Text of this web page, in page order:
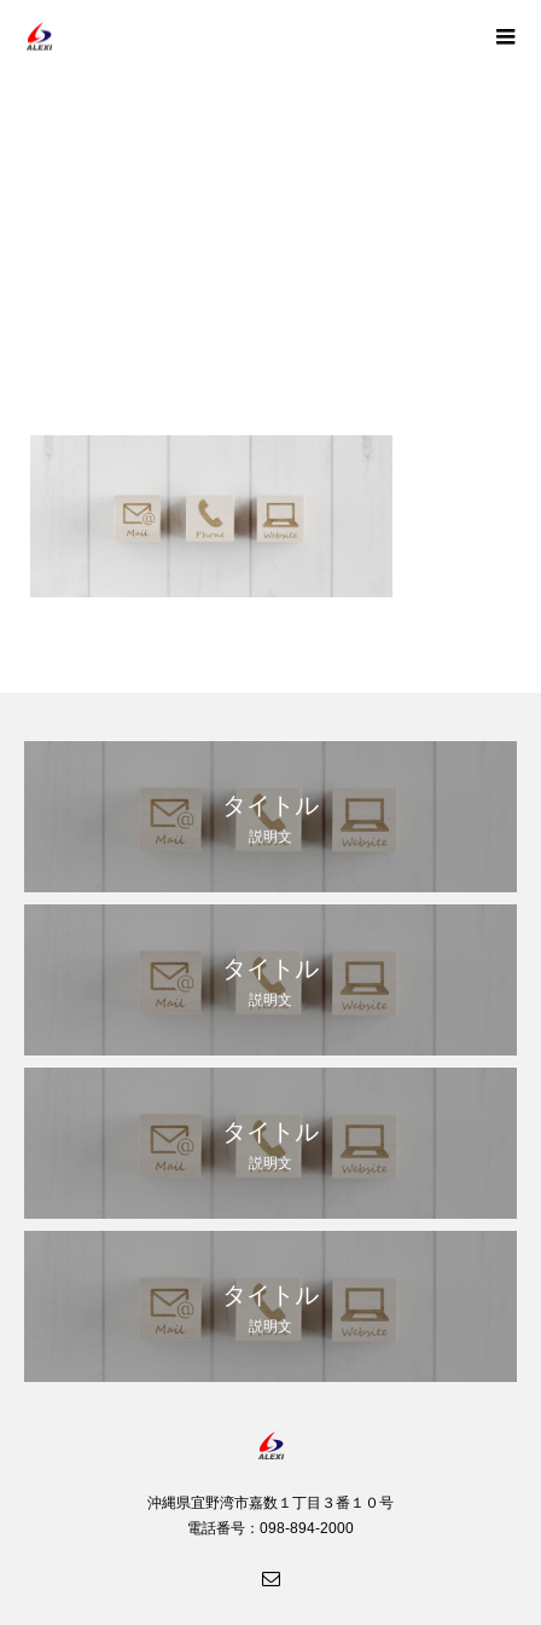
タイトル
説明文
タイトル
説明文
タイトル
説明文
タイトル
説明文
沖縄県宜野湾市嘉数１丁目３番１０号
電話番号：098-894-2000